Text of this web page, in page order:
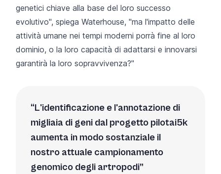
genetici chiave alla base del loro successo
evolutivo", spiega Waterhouse, "ma l'impatto delle
attività umane nei tempi moderni porrà fine al loro
dominio, o la loro capacità di adattarsi e innovarsi
garantirà la loro sopravvivenza?"
L'identificazione e l'annotazione di
migliaia di geni dal progetto pilotai5k
aumenta in modo sostanziale il
nostro attuale campionamento
genomico degli artropodi